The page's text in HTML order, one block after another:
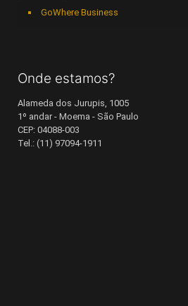
GoWhere Business
Onde estamos?
Alameda dos Jurupis, 1005
1º andar - Moema - São Paulo
CEP: 04088-003
Tel.: (11) 97094-1911